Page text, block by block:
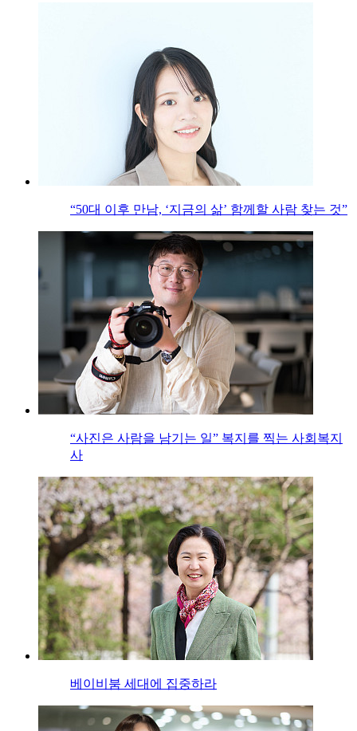
“50대 이후 만남, ‘지금의 삶’ 함께할 사람 찾는 것”
“사진은 사람을 남기는 일” 복지를 찍는 사회복지
사
베이비붐 세대에 집중하라